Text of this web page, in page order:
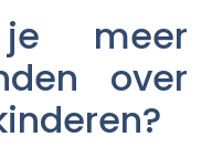
meer
over